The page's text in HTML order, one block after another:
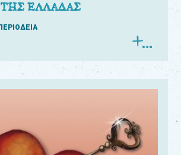
ΕΛΛΑΔΑΣ
ΠΕΡΙΟΔΕΙΑ